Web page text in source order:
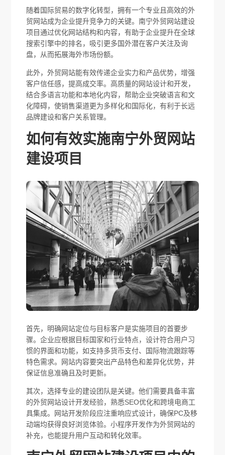
随着国际贸易的数字化转型，拥有一个专业且高效的外
贸网站成为企业提升竞争力的关键。南宁外贸网站建设
项目通过优化网站结构和内容，有助于企业提升在全球
搜索引擎中的排名，吸引更多国外潜在客户关注及询
盘，从而拓展海外市场份额。
此外，外贸网站能有效传递企业实力和产品优势，增强
客户信任感，提高成交率。高质量的网站设计和开发，
结合多语言功能和本地化内容，帮助企业突破语言和文
化障碍，使销售渠道更为多样化和国际化，有利于长远
品牌建设和客户关系管理。
如何有效实施南宁外贸网站
建设项目
首先，明确网站定位与目标客户是实施项目的首要步
骤。企业应根据目标国家和行业特点，设计符合用户习
惯的界面和功能，如支持多货币支付、国际物流跟踪等
特色需求。网站内容要突出产品特色和差异化优势，并
保证信息准确且及时更新。
其次，选择专业的建设团队是关键。他们需要具备丰富
的外贸网站设计开发经验，熟悉SEO优化和跨境电商工
具集成。网站开发阶段应注重响应式设计，确保PC及移
动端均获得良好浏览体验。小程序开发作为外贸网站的
补充，也能提升用户互动和转化效率。